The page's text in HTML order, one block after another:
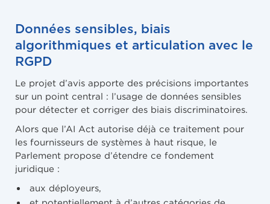
Données sensibles, biais
algorithmiques et articulation avec le
RGPD
Le projet d’avis apporte des précisions importantes
sur un point central : l’usage de données sensibles
pour détecter et corriger des biais discriminatoires.
Alors que l’AI Act autorise déjà ce traitement pour
les fournisseurs de systèmes à haut risque, le
Parlement propose d’étendre ce fondement
juridique :
aux déployeurs,